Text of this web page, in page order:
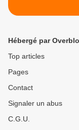
Hébergé par
Top articles
Pages
Contact
Signaler un abus
C.G.U.